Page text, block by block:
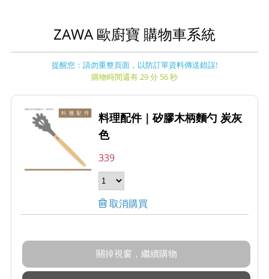
ZAWA 歐廚寶 購物車系統
提醒您：請勿重整頁面，以防訂單資料傳送錯誤!
購物時間還有 29 分 56 秒
料理配件｜矽膠木柄麵勺 炭灰
色
339
取消購買